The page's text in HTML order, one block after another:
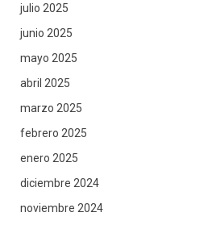
julio 2025
junio 2025
mayo 2025
abril 2025
marzo 2025
febrero 2025
enero 2025
diciembre 2024
noviembre 2024